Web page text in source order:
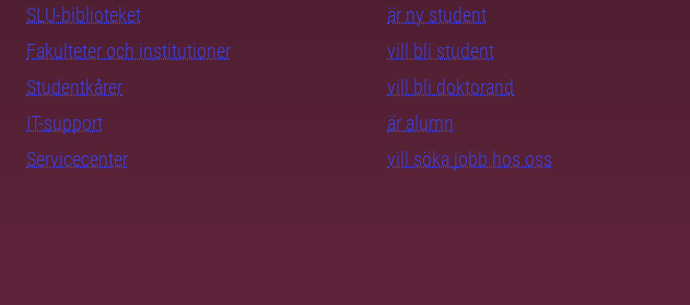
SLU-biblioteket
Fakulteter och institutioner
Studentkårer
IT-support
Servicecenter
är ny student
vill bli student
vill bli doktorand
är alumn
vill söka jobb hos oss